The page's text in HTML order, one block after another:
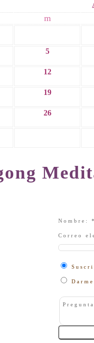
m
5
12
19
26
Nombre:
Correo